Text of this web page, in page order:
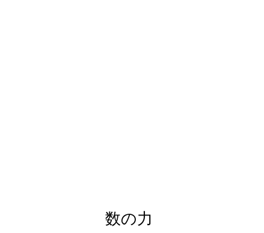
数の力